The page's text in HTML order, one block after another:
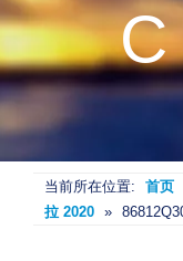
当前所在位置: 首页
拉 2020 »